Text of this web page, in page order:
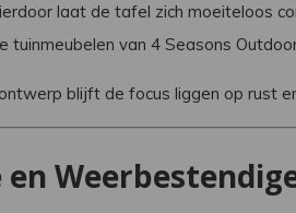
laat de tafel zich moeiteloos
tuinmeubelen van 4 Seasons
blijft de focus liggen op rust
en